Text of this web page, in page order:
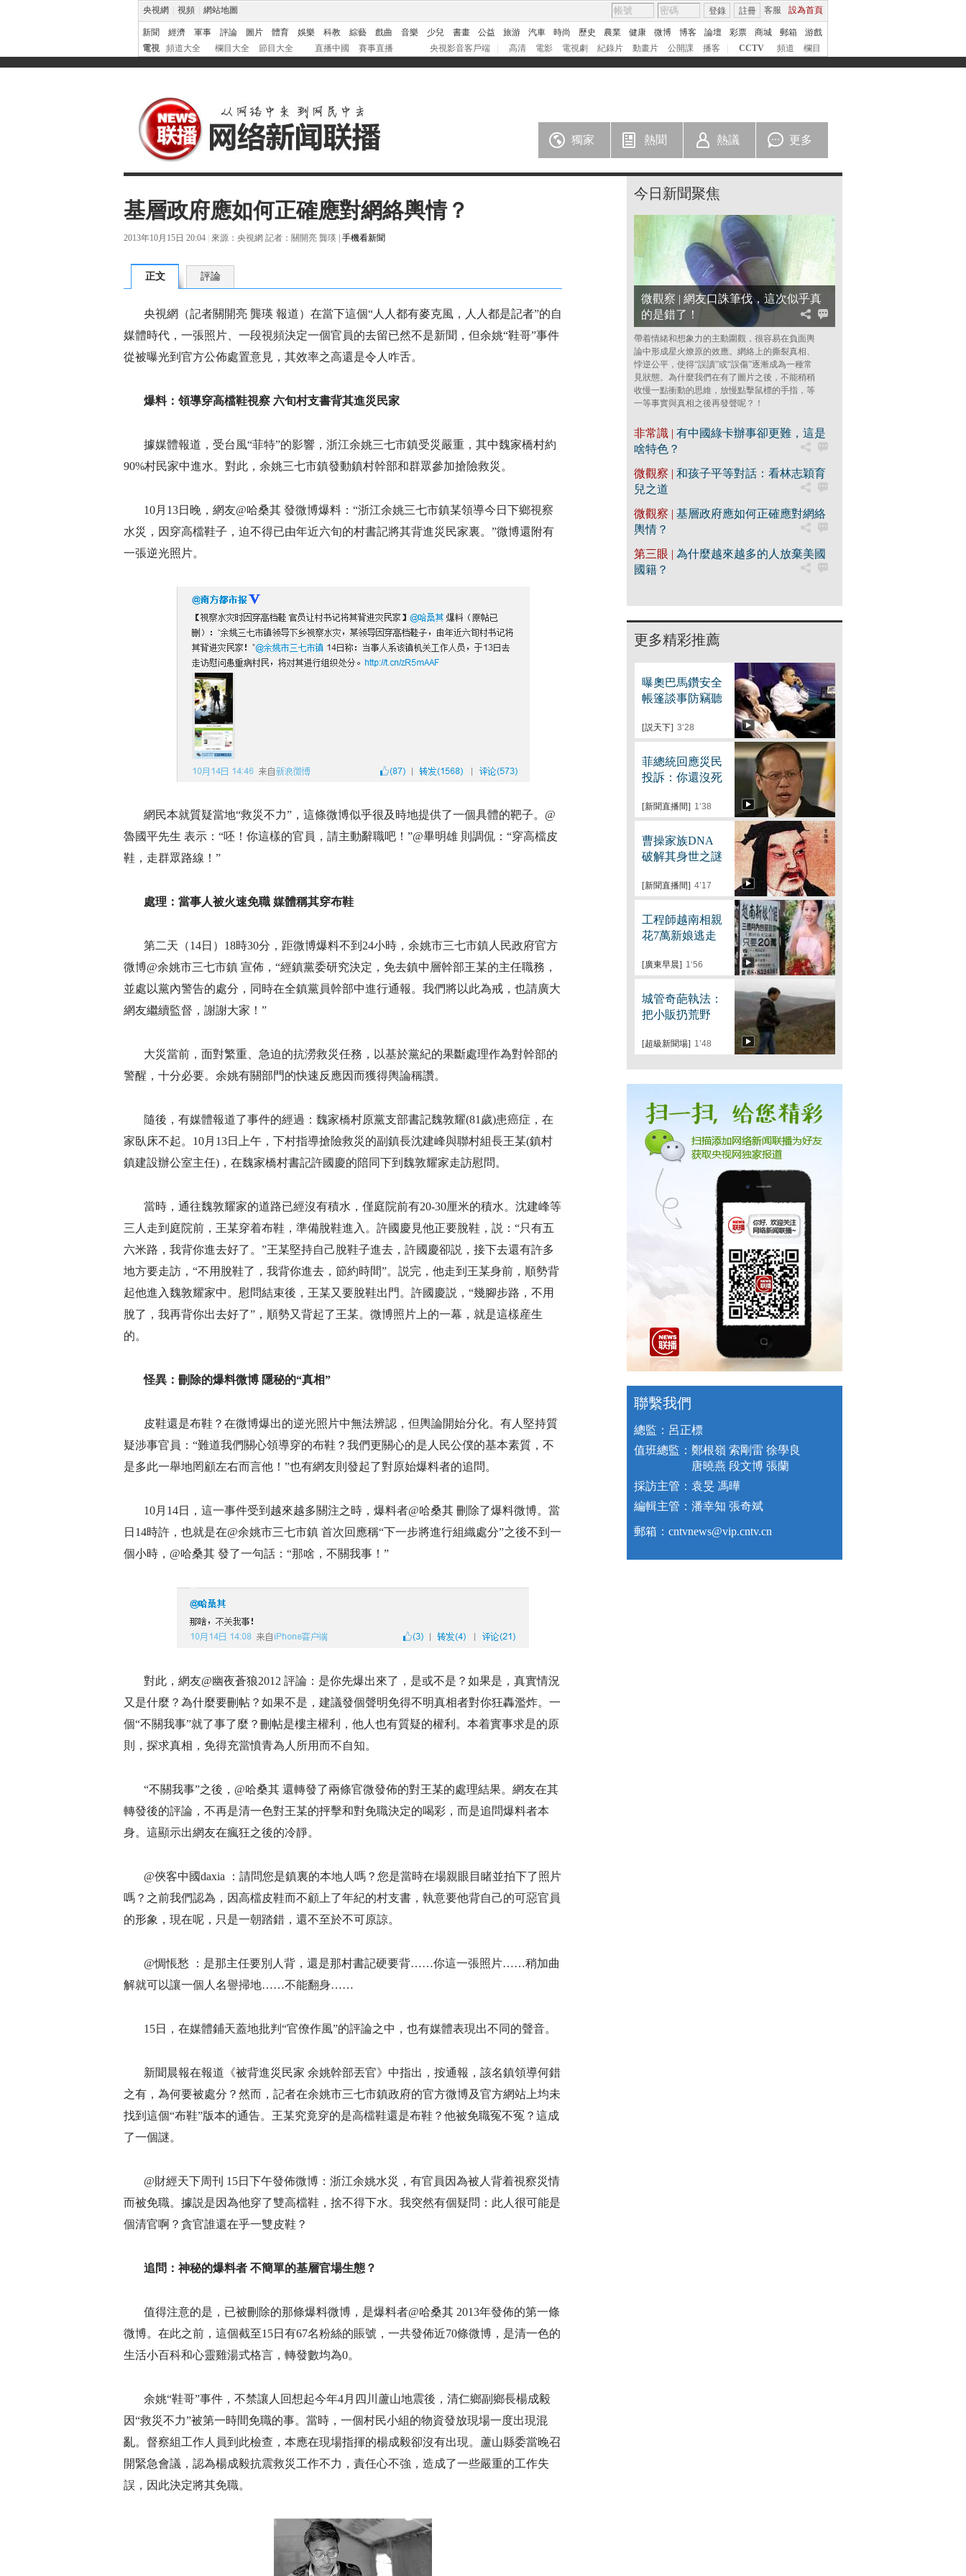
央視網 視頻 網站地圖 客服 設為首頁
登錄 註冊
新聞 經濟 軍事 評論 圖片 體育 娛樂 科教 綜藝 戲曲 音樂 少兒 書畫 公益 旅游 汽車 時尚 歷史 農業 健康 微博 博客 論壇 彩票 商城 郵箱
游戲
電視
頻道大全 欄目大全 節目大全 直播中國 賽事直播 央視影音客戶端 高清 電影 電視劇 紀錄片 動畫片 公開課 播客 CCTV 頻道 欄目
獨家 熱聞 熱議 更多
基層政府應如何正確應對網絡輿情？
2013年10月15日 20:04 來源：央視網 記者：關開亮 龔瑛 | 手機看新聞
正文 評論
央視網（記者關開亮 龔瑛 報道）在當下這個“人人都有麥克風，人人都是記者”的自
媒體時代，一張照片、一段視頻決定一個官員的去留已然不是新聞，但余姚“鞋哥”事件
從被曝光到官方公佈處置意見，其效率之高還是令人咋舌。
爆料：領導穿高檔鞋視察 六旬村支書背其進災民家
據媒體報道，受台風“菲特”的影響，浙江余姚三七市鎮受災嚴重，其中魏家橋村約
90%村民家中進水。對此，余姚三七市鎮發動鎮村幹部和群眾參加搶險救災。
10月13日晚，網友@哈桑其 發微博爆料：“浙江余姚三七市鎮某領導今日下鄉視察
水災，因穿高檔鞋子，迫不得已由年近六旬的村書記將其背進災民家裏。”微博還附有
一張逆光照片。
網民本就質疑當地“救災不力”，這條微博似乎很及時地提供了一個具體的靶子。@
魯國平先生 表示：“呸！你這樣的官員，請主動辭職吧！”@畢明雄 則調侃：“穿高檔皮
鞋，走群眾路線！”
處理：當事人被火速免職 媒體稱其穿布鞋
第二天（14日）18時30分，距微博爆料不到24小時，余姚市三七市鎮人民政府官方
微博@余姚市三七市鎮 宣佈，“經鎮黨委研究決定，免去鎮中層幹部王某的主任職務，
並處以黨內警告的處分，同時在全鎮黨員幹部中進行通報。我們將以此為戒，也請廣大
網友繼續監督，謝謝大家！”
大災當前，面對繁重、急迫的抗澇救災任務，以基於黨紀的果斷處理作為對幹部的
警醒，十分必要。余姚有關部門的快速反應因而獲得輿論稱讚。
隨後，有媒體報道了事件的經過：魏家橋村原黨支部書記魏敦耀(81歲)患癌症，在
家臥床不起。10月13日上午，下村指導搶險救災的副鎮長沈建峰與聯村組長王某(鎮村
鎮建設辦公室主任)，在魏家橋村書記許國慶的陪同下到魏敦耀家走訪慰問。
當時，通往魏敦耀家的道路已經沒有積水，僅庭院前有20-30厘米的積水。沈建峰等
三人走到庭院前，王某穿着布鞋，準備脫鞋進入。許國慶見他正要脫鞋，説：“只有五
六米路，我背你進去好了。”王某堅持自己脫鞋子進去，許國慶卻説，接下去還有許多
地方要走訪，“不用脫鞋了，我背你進去，節約時間”。説完，他走到王某身前，順勢背
起他進入魏敦耀家中。慰問結束後，王某又要脫鞋出門。許國慶説，“幾腳步路，不用
脫了，我再背你出去好了”，順勢又背起了王某。微博照片上的一幕，就是這樣産生
的。
怪異：刪除的爆料微博 隱秘的“真相”
皮鞋還是布鞋？在微博爆出的逆光照片中無法辨認，但輿論開始分化。有人堅持質
疑涉事官員：“難道我們關心領導穿的布鞋？我們更關心的是人民公僕的基本素質，不
是多此一舉地罔顧左右而言他！”也有網友則發起了對原始爆料者的追問。
10月14日，這一事件受到越來越多關注之時，爆料者@哈桑其 刪除了爆料微博。當
日14時許，也就是在@余姚市三七市鎮 首次回應稱“下一步將進行組織處分”之後不到一
個小時，@哈桑其 發了一句話：“那啥，不關我事！”
對此，網友@幽夜蒼狼2012 評論：是你先爆出來了，是或不是？如果是，真實情況
又是什麼？為什麼要刪帖？如果不是，建議發個聲明免得不明真相者對你狂轟濫炸。一
個“不關我事”就了事了麼？刪帖是樓主權利，他人也有質疑的權利。本着實事求是的原
則，探求真相，免得充當憤青為人所用而不自知。
“不關我事”之後，@哈桑其 還轉發了兩條官微發佈的對王某的處理結果。網友在其
轉發後的評論，不再是清一色對王某的抨擊和對免職決定的喝彩，而是追問爆料者本
身。這顯示出網友在瘋狂之後的冷靜。
@俠客中國daxia ：請問您是鎮裏的本地人嗎？您是當時在場親眼目睹並拍下了照片
嗎？之前我們認為，因高檔皮鞋而不顧上了年紀的村支書，執意要他背自己的可惡官員
的形象，現在呢，只是一朝踏錯，還不至於不可原諒。
@惆悵愁 ：是那主任要別人背，還是那村書記硬要背……你這一張照片……稍加曲
解就可以讓一個人名譽掃地……不能翻身……
15日，在媒體鋪天蓋地批判“官僚作風”的評論之中，也有媒體表現出不同的聲音。
新聞晨報在報道《被背進災民家 余姚幹部丟官》中指出，按通報，該名鎮領導何錯
之有，為何要被處分？然而，記者在余姚市三七市鎮政府的官方微博及官方網站上均未
找到這個“布鞋”版本的通告。王某究竟穿的是高檔鞋還是布鞋？他被免職冤不冤？這成
了一個謎。
@財經天下周刊 15日下午發佈微博：浙江余姚水災，有官員因為被人背着視察災情
而被免職。據説是因為他穿了雙高檔鞋，捨不得下水。我突然有個疑問：此人很可能是
個清官啊？貪官誰還在乎一雙皮鞋？
追問：神秘的爆料者 不簡單的基層官場生態？
值得注意的是，已被刪除的那條爆料微博，是爆料者@哈桑其 2013年發佈的第一條
微博。在此之前，這個截至15日有67名粉絲的賬號，一共發佈近70條微博，是清一色的
生活小百科和心靈雞湯式格言，轉發數均為0。
余姚“鞋哥”事件，不禁讓人回想起今年4月四川蘆山地震後，清仁鄉副鄉長楊成毅
因“救災不力”被第一時間免職的事。當時，一個村民小組的物資發放現場一度出現混
亂。督察組工作人員到此檢查，本應在現場指揮的楊成毅卻沒有出現。蘆山縣委當晚召
開緊急會議，認為楊成毅抗震救災工作不力，責任心不強，造成了一些嚴重的工作失
誤，因此決定將其免職。
今日新聞聚焦
微觀察 | 網友口誅筆伐，這次似乎真
的是錯了！
帶着情緒和想象力的主動圍觀，很容易在負面輿
論中形成星火燎原的效應。網絡上的撕裂真相、
悖逆公平，使得“誤讀”或“誤傷”逐漸成為一種常
見狀態。為什麼我們在有了圖片之後，不能稍稍
收慢一點衝動的思維，放慢點擊鼠標的手指，等
一等事實與真相之後再發聲呢？！
非常識 | 有中國綠卡辦事卻更難，這是
啥特色？
微觀察 | 和孩子平等對話：看林志穎育
兒之道
微觀察 | 基層政府應如何正確應對網絡
輿情？
第三眼 | 為什麼越來越多的人放棄美國
國籍？
更多精彩推薦
曝奧巴馬鑽安全
帳篷談事防竊聽
[説天下] 3‘28
菲總統回應災民
投訴：你還沒死
[新聞直播間] 1‘38
曹操家族DNA
破解其身世之謎
[新聞直播間] 4’17
工程師越南相親
花7萬新娘逃走
[廣東早晨] 1‘56
城管奇葩執法：
把小販扔荒野
[超級新聞場] 1’48
聯繫我們
總監：呂正標
值班總監： 鄭根嶺 索剛雷 徐學良
唐曉燕 段文博 張蘭
採訪主管： 袁旻 馮曄
編輯主管： 潘幸知 張奇斌
郵箱：cntvnews@vip.cntv.cn